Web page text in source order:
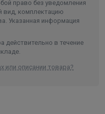
право без уведомления
вид, комплектацию
Указанная информация
действительно в течение
или описании товара?